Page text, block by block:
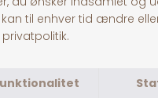
ANDRE KØBTE